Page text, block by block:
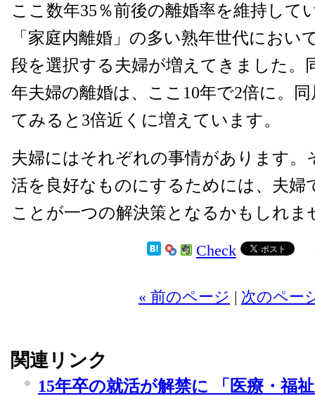
ここ数年35％前後の離婚率を維持して
「家庭内離婚」の多い熟年世代におい
段を選択する夫婦が増えてきました。
年夫婦の離婚は、ここ10年で2倍に。
てみると3倍近くに増えています。
夫婦にはそれぞれの事情があります。
活を良好なものにするためには、夫婦
ことが一つの解決策となるかもしれま
Check
« 前のページ | 次のペー
関連リンク
15年卒の就活が解禁に 「医療・福